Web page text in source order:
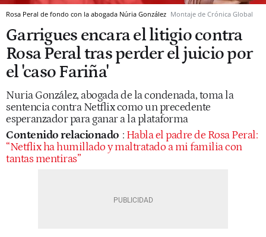
Rosa Peral de fondo con la abogada Núria González Montaje de Crónica Global
Garrigues encara el litigio contra
Rosa Peral tras perder el juicio por
el 'caso Fariña'
Nuria González, abogada de la condenada, toma la
sentencia contra Netflix como un precedente
esperanzador para ganar a la plataforma
Contenido relacionado : Habla el padre de Rosa Peral:
“Netflix ha humillado y maltratado a mi familia con
tantas mentiras”